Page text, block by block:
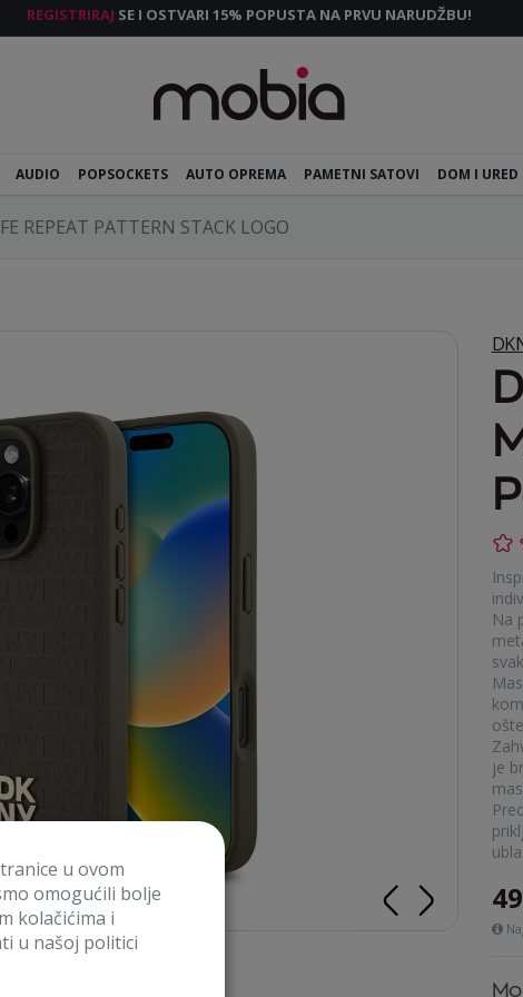
REGISTRIRAJ SE I OSTVARI 15% POPUSTA NA PRVU NARUDŽBU!
AUDIO POPSOCKETS AUTO OPREMA PAMETNI SATOVI DOM I URED
REPEAT PATTERN STACK LOGO
Na
je
u ovom
omogućili bolje
kolačićima i
u našoj politici